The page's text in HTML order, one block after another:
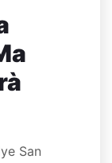
San